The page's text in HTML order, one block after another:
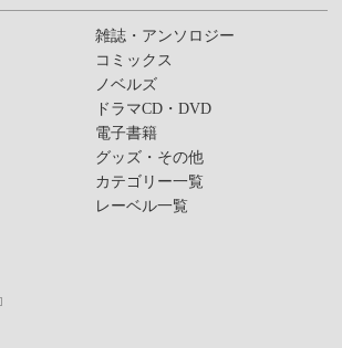
雑誌・アンソロジー
コミックス
ノベルズ
ドラマCD・DVD
電子書籍
グッズ・その他
カテゴリー一覧
レーベル一覧